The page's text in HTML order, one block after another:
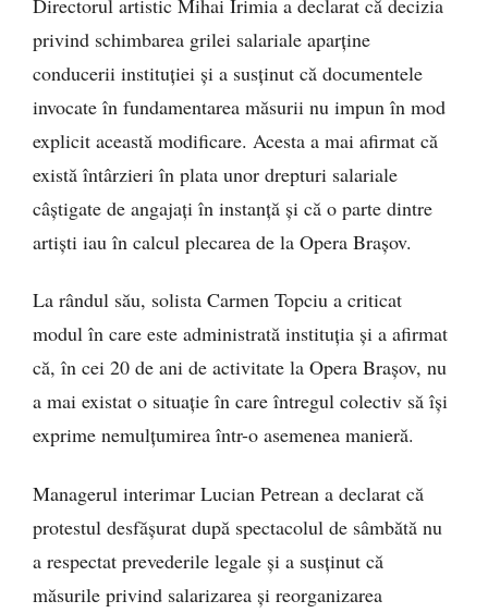
Directorul artistic Mihai Irimia a declarat că decizia
privind schimbarea grilei salariale aparține
conducerii instituției și a susținut că documentele
invocate în fundamentarea măsurii nu impun în mod
explicit această modificare. Acesta a mai afirmat că
există întârzieri în plata unor drepturi salariale
câștigate de angajați în instanță și că o parte dintre
artiști iau în calcul plecarea de la Opera Brașov.
La rândul său, solista Carmen Topciu a criticat
modul în care este administrată instituția și a afirmat
că, în cei 20 de ani de activitate la Opera Brașov, nu
a mai existat o situație în care întregul colectiv să își
exprime nemulțumirea într-o asemenea manieră.
Managerul interimar Lucian Petrean a declarat că
protestul desfășurat după spectacolul de sâmbătă nu
a respectat prevederile legale și a susținut că
măsurile privind salarizarea și reorganizarea